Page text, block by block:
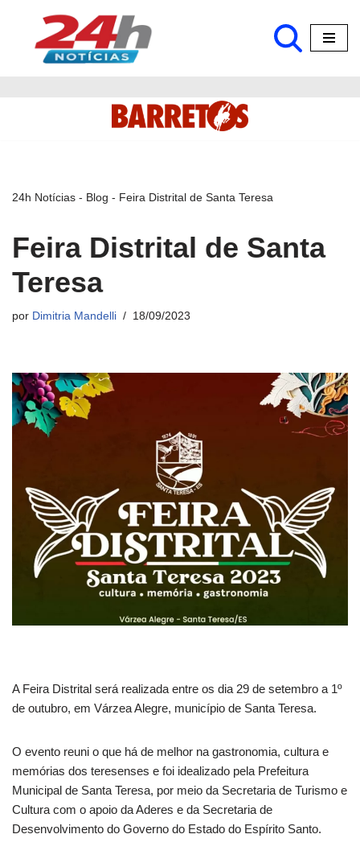
Pular
24h Notícias - Blog - Feira Distrital de Santa Teresa
Feira Distrital de Santa
Teresa
por Dimitria Mandelli 18/09/2023
A Feira Distrital será realizada entre os dia 29 de setembro a 1º
de outubro, em Várzea Alegre, município de Santa Teresa.
O evento reuni o que há de melhor na gastronomia, cultura e
memórias dos teresenses e foi idealizado pela Prefeitura
Municipal de Santa Teresa, por meio da Secretaria de Turismo e
Cultura com o apoio da Aderes e da Secretaria de
Desenvolvimento do Governo do Estado do Espírito Santo.